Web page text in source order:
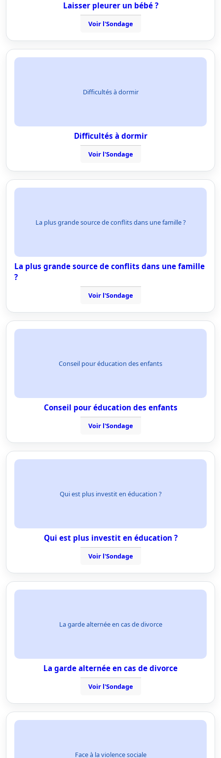
Laisser pleurer un bébé ?
Voir l'Sondage
Difficultés à dormir
Difficultés à dormir
Voir l'Sondage
La plus grande source de conflits dans une famille ?
La plus grande source de conflits dans une famille
?
Voir l'Sondage
Conseil pour éducation des enfants
Conseil pour éducation des enfants
Voir l'Sondage
Qui est plus investit en éducation ?
Qui est plus investit en éducation ?
Voir l'Sondage
La garde alternée en cas de divorce
La garde alternée en cas de divorce
Voir l'Sondage
Face à la violence sociale